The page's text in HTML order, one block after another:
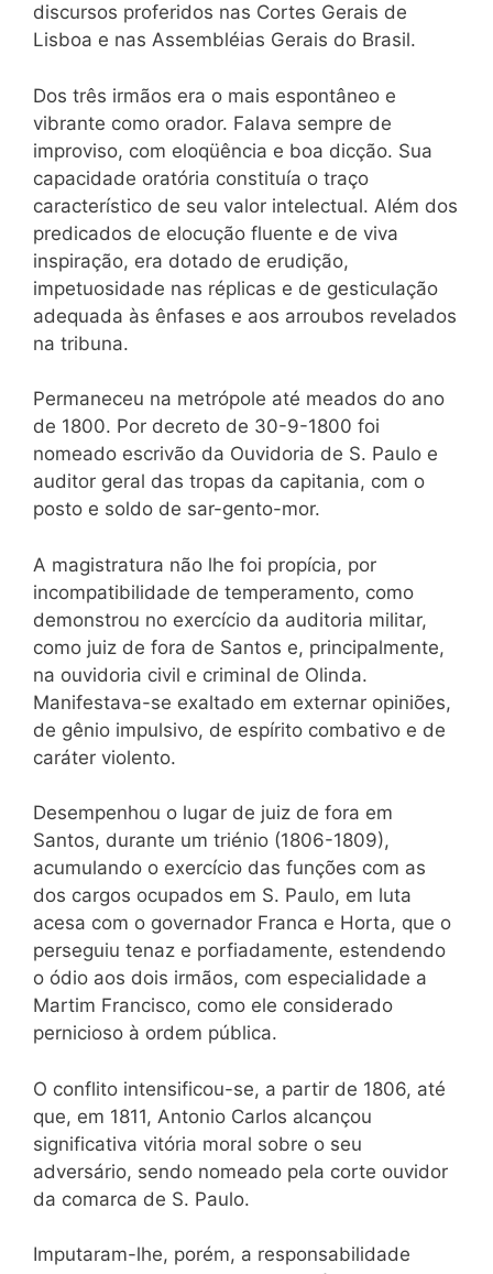
discursos proferidos nas Cortes Gerais de
Lisboa e nas Assembléias Gerais do Brasil.
Dos três irmãos era o mais espontâneo e
vibrante como orador. Falava sempre de
improviso, com eloqüência e boa dicção. Sua
capacidade oratória constituía o traço
característico de seu valor intelectual. Além dos
predicados de elocução fluente e de viva
inspiração, era dotado de erudição,
impetuosidade nas réplicas e de gesticulação
adequada às ênfases e aos arroubos revelados
na tribuna.
Permaneceu na metrópole até meados do ano
de 1800. Por decreto de 30-9-1800 foi
nomeado escrivão da Ouvidoria de S. Paulo e
auditor geral das tropas da capitania, com o
posto e soldo de sar-gento-mor.
A magistratura não lhe foi propícia, por
incompatibilidade de temperamento, como
demonstrou no exercício da auditoria militar,
como juiz de fora de Santos e, principalmente,
na ouvidoria civil e criminal de Olinda.
Manifestava-se exaltado em externar opiniões,
de gênio impulsivo, de espírito combativo e de
caráter violento.
Desempenhou o lugar de juiz de fora em
Santos, durante um triénio (1806-1809),
acumulando o exercício das funções com as
dos cargos ocupados em S. Paulo, em luta
acesa com o governador Franca e Horta, que o
perseguiu tenaz e porfiadamente, estendendo
o ódio aos dois irmãos, com especialidade a
Martim Francisco, como ele considerado
pernicioso à ordem pública.
O conflito intensificou-se, a partir de 1806, até
que, em 1811, Antonio Carlos alcançou
significativa vitória moral sobre o seu
adversário, sendo nomeado pela corte ouvidor
da comarca de S. Paulo.
Imputaram-lhe, porém, a responsabilidade